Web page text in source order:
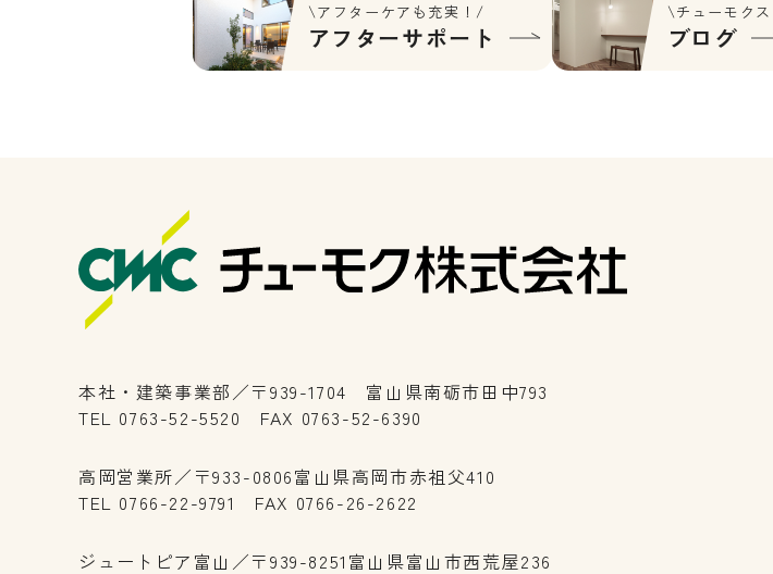
\アフターケアも充実！/
アフターサポート
\チューモク
ブログ
本社・建築事業部／〒939-1704 富山県南砺市田中793
TEL 0763-52-5520 FAX 0763-52-6390
高岡営業所／〒933-0806富山県高岡市赤祖父410
TEL 0766-22-9791 FAX 0766-26-2622
ジュートピア富山／〒939-8251富山県富山市西荒屋236